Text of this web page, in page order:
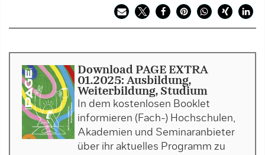
Download PAGE EXTRA
01.2025: Ausbildung,
Weiterbildung, Studium
In dem kostenlosen Booklet
informieren (Fach-) Hochschulen,
Akademien und Seminaranbieter
über ihr aktuelles Programm zu